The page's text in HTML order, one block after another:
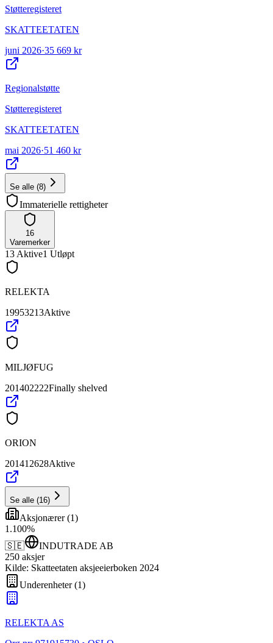
Støtteregisteret
SKATTEETATEN
juni 2026·35 669 kr
Regionalstøtte
Støtteregisteret
SKATTEETATEN
mai 2026·51 460 kr
Se alle (8)
Immaterielle rettigheter
16
Varemerker
13 Aktive1 Utløpt
RELEKTA
19953213Aktive
MILJØFUG
201402222Finally shelved
ORION
201412628Aktive
Se alle (16)
Aksjonærer(1)
1 .100%
🇸🇪
INDUTRADE AB
250 aksjer
Kilde: Skatteetaten aksjeeierboken 2024
Underenheter(1)
RELEKTA AS